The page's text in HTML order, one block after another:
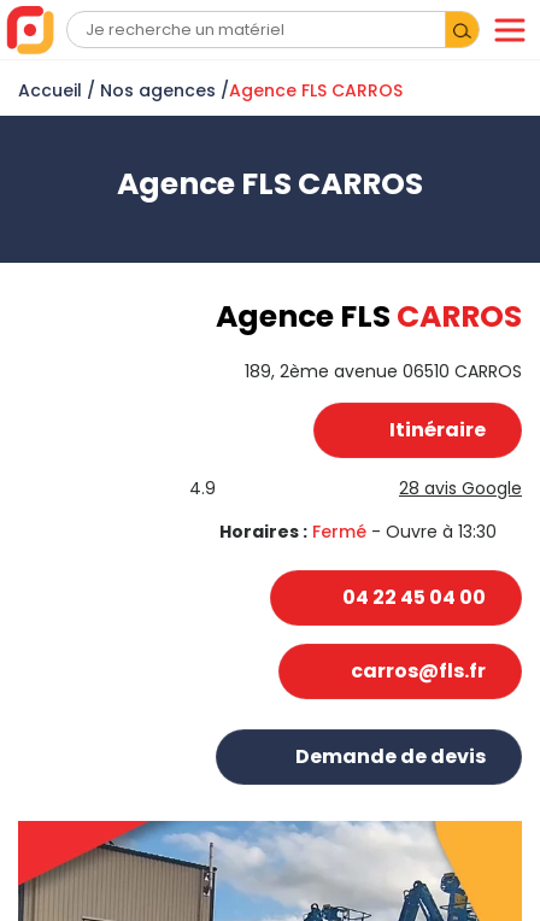
Accueil / Nos agences /Agence FLS CARROS
Agence FLS CARROS
Agence FLS CARROS
189, 2ème avenue 06510 CARROS
Itinéraire
4.9
28 avis Google
Horaires : Fermé- Ouvre à 13:30
07:00-12:00, 13:30-18:00
Vendredi
07:00-12:00, 13:30-18:00
Fermé
Dimanche
Lundi
07:00-12:00, 13:30-18:00
Mardi
07:00-12:00, 13:30-18:00
04 22 45 04 00
carros@fls.fr
Demande de devis